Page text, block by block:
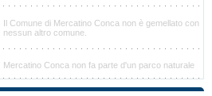
Il Comune di Mercatino Conca non è gemellato con
nessun altro comune.
Mercatino Conca non fa parte d'un parco naturale